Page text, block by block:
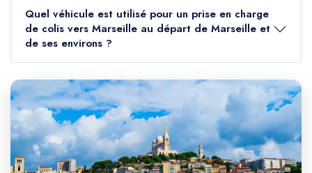
Quel véhicule est utilisé pour un prise en charge
de colis vers Marseille au départ de Marseille et
de ses environs ?